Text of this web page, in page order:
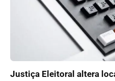
Justiça Eleitoral altera